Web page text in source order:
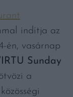
indítja az
én, vasárnap
Sunday
a